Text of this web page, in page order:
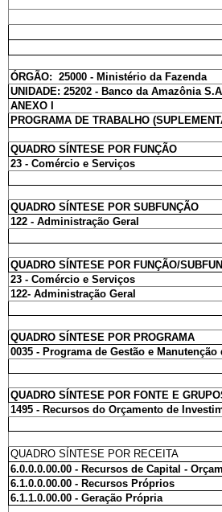
ÓRGÃO: 25000 - Ministério da Fazenda
UNIDADE: 25202 - Banco da Amazônia
ANEXO I
PROGRAMA DE TRABALHO
QUADRO SÍNTESE POR FUNÇÃO
23 - Comércio e Serviços
QUADRO SÍNTESE POR SUBFUNÇÃO
122 - Administração Geral
QUADRO SÍNTESE POR FUNÇÃO/
23 - Comércio e Serviços
122- Administração Geral
QUADRO SÍNTESE POR PROGRAMA
0035 - Programa de Gestão e
QUADRO SÍNTESE POR FONTE E
1495 - Recursos do Orçamento de
QUADRO SÍNTESE POR RECEITA
6.0.0.0.00.00 - Recursos de Capital -
6.1.0.0.00.00 - Recursos Próprios
6.1.1.0.00.00 - Geração Própria